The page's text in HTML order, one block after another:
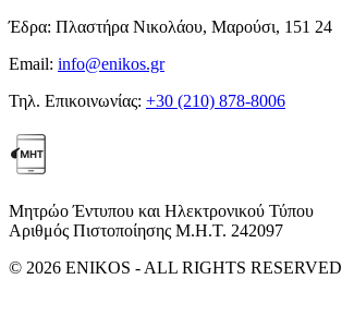
Έδρα: Πλαστήρα Νικολάου, Μαρούσι, 151 24
Email: info@enikos.gr
Τηλ. Επικοινωνίας: +30 (210) 878-8006
Μητρώο Έντυπου και Ηλεκτρονικού Τύπου
Αριθμός Πιστοποίησης Μ.Η.Τ. 242097
© 2026 ENIKOS - ALL RIGHTS RESERVED